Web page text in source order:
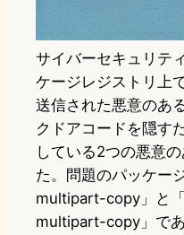
サイバーセキュリテ
ケージレジストリ上
送信された悪意のあ
クドアコードを隠す
している2つの悪意
た。問題のパッケ
multipart-copy」と
multipart-copy」で